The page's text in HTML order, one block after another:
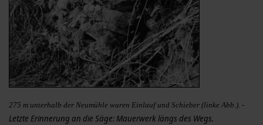
275 m unterhalb der Neumühle waren Einlauf und Schieber (linke Abb.). -
Letzte Erinnerung an die Säge: Mauerwerk längs des Wegs.